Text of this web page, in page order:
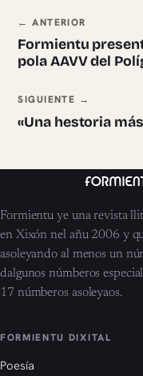
Navegación
← ANTERIOR
Formientu
pola AAVV del
SIGUIENTE →
«Una hestoria
Formientu ye una revista
en Xixón nel añu 2006 y
asoleyando al menos un
dalgunos númberos
17 númberos asoleyaos.
FORMIENTU DIXITAL
Poesía